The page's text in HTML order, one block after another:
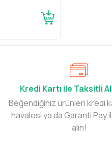
Kredi Kartı ile Taksitli
Beğendiğiniz ürünleri kredi
havalesi ya da Garanti Pay
alın!